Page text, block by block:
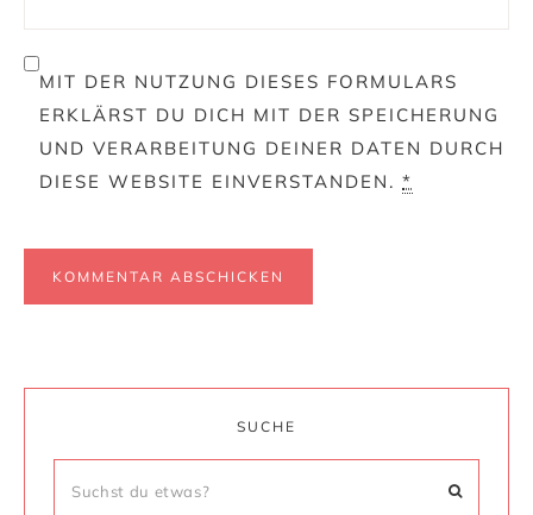
MIT DER NUTZUNG DIESES FORMULARS
ERKLÄRST DU DICH MIT DER SPEICHERUNG
UND VERARBEITUNG DEINER DATEN DURCH
DIESE WEBSITE EINVERSTANDEN. *
SUCHE